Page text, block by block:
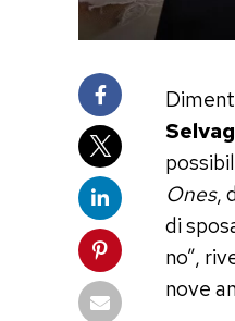
Ones,
di
no”,
nove